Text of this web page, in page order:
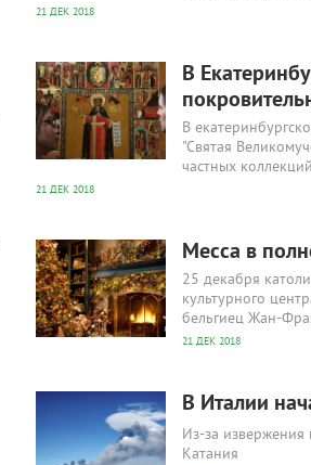
21 ДЕК 2018
В
В
"Святая
частных
21 ДЕК 2018
Месса в
25 декабря
культурного
бельгиец Жан-
21 ДЕК 2018
В Италии
Из-за извержения
Катания